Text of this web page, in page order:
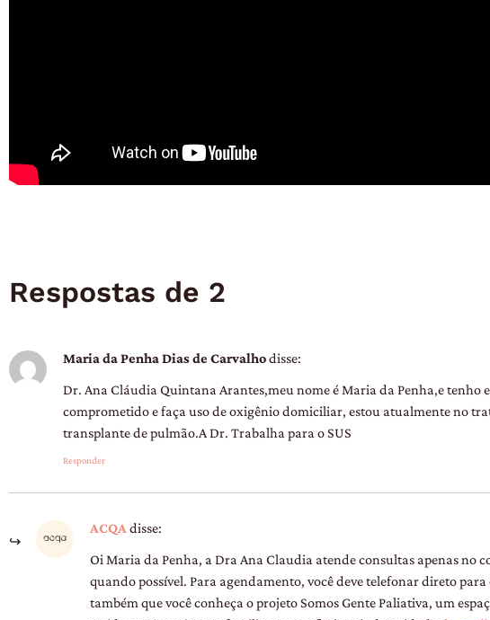
Respostas de 2
Maria da Penha Dias de Carvalhodisse:
Dr. Ana Cláudia Quintana Arantes,meu nome é Maria da Penha,e tenho
comprometido e faça uso de oxigênio domiciliar, estou atualmente no
transplante de pulmão.A Dr. Trabalha para o SUS
Responder
ACQA disse:
Oi Maria da Penha, a Dra Ana Claudia atende consultas apenas
quando possível. Para agendamento, você deve telefonar direto
também que você conheça o projeto Somos Gente Paliativa, um